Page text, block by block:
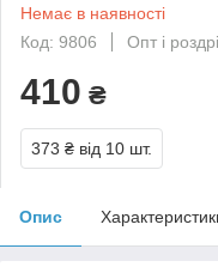
Немає в наявності
Код: 9806
Опт і
410 ₴
373 ₴ від 10 шт.
Опис